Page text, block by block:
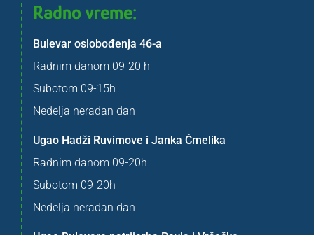
Radno vreme:
Bulevar oslobođenja 46-a
Radnim danom 09-20 h
Subotom 09-15h
Nedelja neradan dan
Ugao Hadži Ruvimove i Janka Čmelika
Radnim danom 09-20h
Subotom 09-20h
Nedelja neradan dan